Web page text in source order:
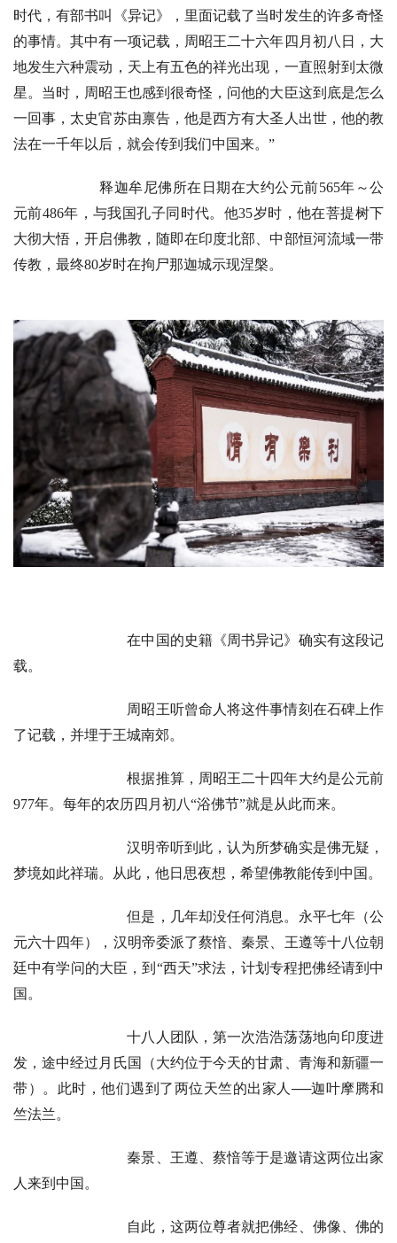
资
讯
僧
音
访
谈
时代，有部书叫《异记》，里面记载了当时发生的许多奇怪
的事情。其中有一项记载，周昭王二十六年四月初八日，大
地发生六种震动，天上有五色的祥光出现，一直照射到太微
星。当时，周昭王也感到很奇怪，问他的大臣这到底是怎么
一回事，太史官苏由禀告，他是西方有大圣人出世，他的教
法在一千年以后，就会传到我们中国来。”
释迦牟尼佛所在日期在大约公元前565年～公
元前486年，与我国孔子同时代。他35岁时，他在菩提树下
大彻大悟，开启佛教，随即在印度北部、中部恒河流域一带
传教，最终80岁时在拘尸那迦城示现涅槃。
在中国的史籍《周书异记》确实有这段记
载。
周昭王听曾命人将这件事情刻在石碑上作
了记载，并埋于王城南郊。
根据推算，周昭王二十四年大约是公元前
977年。每年的农历四月初八“浴佛节”就是从此而来。
汉明帝听到此，认为所梦确实是佛无疑，
梦境如此祥瑞。从此，他日思夜想，希望佛教能传到中国。
但是，几年却没任何消息。永平七年（公
元六十四年），汉明帝委派了蔡愔、秦景、王遵等十八位朝
廷中有学问的大臣，到“西天”求法，计划专程把佛经请到中
国。
十八人团队，第一次浩浩荡荡地向印度进
发，途中经过月氏国（大约位于今天的甘肃、青海和新疆一
带）。此时，他们遇到了两位天竺的出家人──迦叶摩腾和
竺法兰。
秦景、王遵、蔡愔等于是邀请这两位出家
人来到中国。
自此，这两位尊者就把佛经、佛像、佛的